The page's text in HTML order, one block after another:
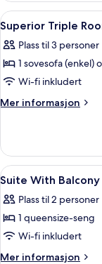
Åpne
alle
bildene
av
Superior
Triple
5
Superior Triple
Plass til 3 personer
1 sovesofa (enkel)
Wi-fi inkludert
Mer informasjon
Mer
Triple
Room
Åpne
alle
bildene
av
Suite
With
6
Suite With Balcony
Plass til 2 personer
1 queensize-seng
Wi-fi inkludert
Mer informasjon
Mer